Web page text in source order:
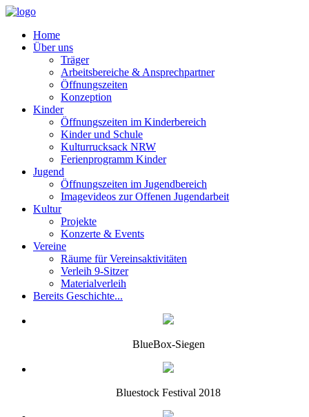
Home
Über uns
Träger
Arbeitsbereiche & Ansprechpartner
Öffnungszeiten
Konzeption
Kinder
Öffnungszeiten im Kinderbereich
Kinder und Schule
Kulturrucksack NRW
Ferienprogramm Kinder
Jugend
Öffnungszeiten im Jugendbereich
Imagevideos zur Offenen Jugendarbeit
Kultur
Projekte
Konzerte & Events
Vereine
Räume für Vereinsaktivitäten
Verleih 9-Sitzer
Materialverleih
Bereits Geschichte...
BlueBox-Siegen
Bluestock Festival 2018